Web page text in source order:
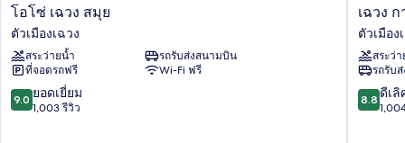
โอ
โซ่
เฉวง
สมุย
ตัว
เมือง
เฉวง
โอโซ่ เฉวง สมุย
ตัวเมืองเฉวง
สระว่ายน้ำ
รถรับส่งสนามบิน
ที่จอดรถฟรี
Wi-Fi ฟรี
9.0
จาก
9.0 ยอดเยี่ยม
1,003 รีวิว
เฉวง
การ์
เด้น
บีช
รีสอร์ท
ตัว
เมือง
เฉวง
ตัวเมือง
สระว่
รถรับ
8.8
จาก
8.8 ดีเลิ